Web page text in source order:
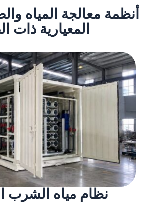
أنظمة معالجة المياه
المعيارية ذات
نظام مياه الشرب